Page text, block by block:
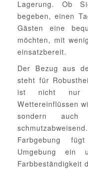
Lagerung. Ob
begeben, einen
Gästen eine
möchten, mit
einsatzbereit.
Der Bezug aus
steht für
ist nicht nur
Wettereinflüssen
sondern auch
Farbgebung
Umgebung ein
Farbbeständigkeit